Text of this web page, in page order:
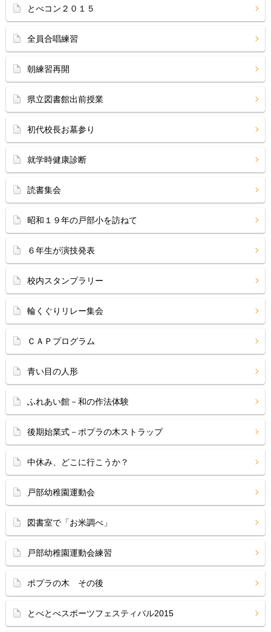
とべコン２０１５
全員合唱練習
朝練習再開
県立図書館出前授業
初代校長お墓参り
就学時健康診断
読書集会
昭和１９年の戸部小を訪ねて
６年生が演技発表
校内スタンプラリー
輪くぐりリレー集会
ＣＡＰプログラム
青い目の人形
ふれあい館－和の作法体験
後期始業式－ポプラの木ストラップ
中休み、どこに行こうか？
戸部幼稚園運動会
図書室で「お米調べ」
戸部幼稚園運動会練習
ポプラの木 その後
とべとべスポーツフェスティバル2015